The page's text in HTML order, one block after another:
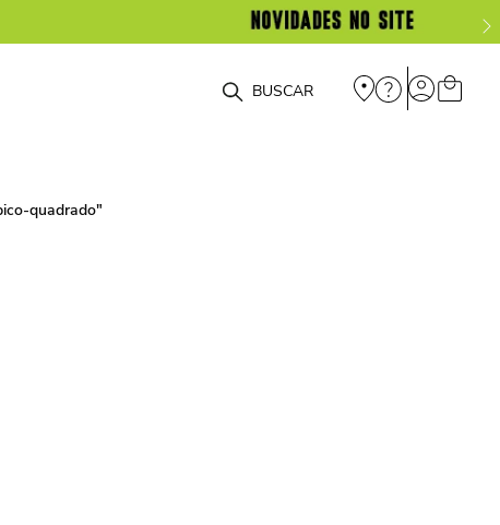
O que você está procurando?
quadrado"